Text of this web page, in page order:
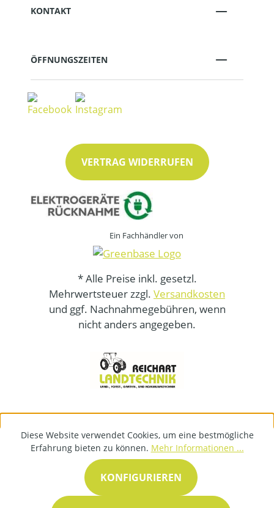
KONTAKT
ÖFFNUNGSZEITEN
VERTRAG WIDERRUFEN
Ein Fachhändler von
* Alle Preise inkl. gesetzl.
Mehrwertsteuer zzgl. Versandkosten
und ggf. Nachnahmegebühren, wenn
nicht anders angegeben.
Diese Website verwendet Cookies, um eine bestmögliche
Erfahrung bieten zu können. Mehr Informationen ...
KONFIGURIEREN